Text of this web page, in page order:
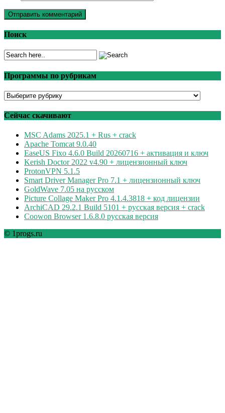
Поиск
Программы по рубрикам
Программы
рубрикам
Сейчас скачивают
MSC Adams 2025.1 + Rus + crack
Apache Tomcat 9.0.40
EaseUS Fixo 4.6.0 Build 20260716 + активация и ключ
Kerish Doctor 2022 v4.90 + лицензионный ключ
ProtonVPN 5.1.5
Smart Driver Manager Pro 7.1 + лицензионный ключ
GoldWave 7.05 на русском
Picture Collage Maker Pro 4.1.4.3818 + код лицензии
ArchiCAD 29.2.1 Build 5101 + русская версия + crack
Coowon Browser 1.6.8.0 русская версия
© 1progs.ru